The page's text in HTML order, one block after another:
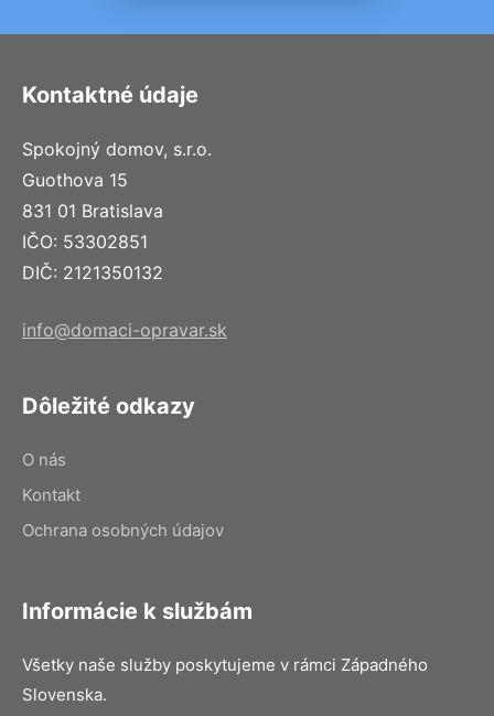
Kontaktné údaje
Spokojný domov, s.r.o.
Guothova 15
831 01 Bratislava
IČO: 53302851
DIČ: 2121350132
info@domaci-opravar.sk
Dôležité odkazy
O nás
Kontakt
Ochrana osobných údajov
Informácie k službám
Všetky naše služby poskytujeme v rámci Západného
Slovenska.